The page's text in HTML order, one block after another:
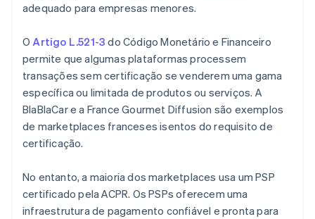
adequado para empresas menores.
OArtigo L.521-3 do Código Monetário e Financeiro
permite que algumas plataformas processem
transações sem certificação se venderem uma gama
específica ou limitada de produtos ou serviços. A
BlaBlaCar e a France Gourmet Diffusion são exemplos
de marketplaces franceses isentos do requisito de
certificação.
No entanto, a maioria dos marketplaces usa um PSP
certificado pela ACPR. Os PSPs oferecem uma
infraestrutura de pagamento confiável e pronta para